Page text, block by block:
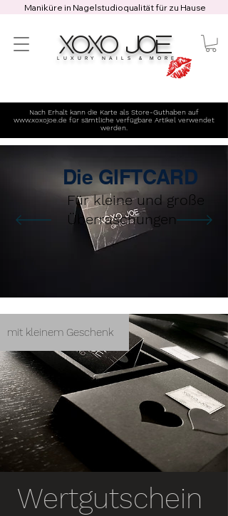
XOXO JOE
LUXURY NAILS & MORE
Maniküre in Nagelstudioqualität für zu Hause
Nach Erhalt kann die Karte als Store-Guthaben auf
www.xoxojoe.de für sämtliche verfügbare Artikel verwendet
werden.
Für kleine und große
Überraschungen
Die GIFTCARD
mit kleinem Geschenk
Wertgutschein